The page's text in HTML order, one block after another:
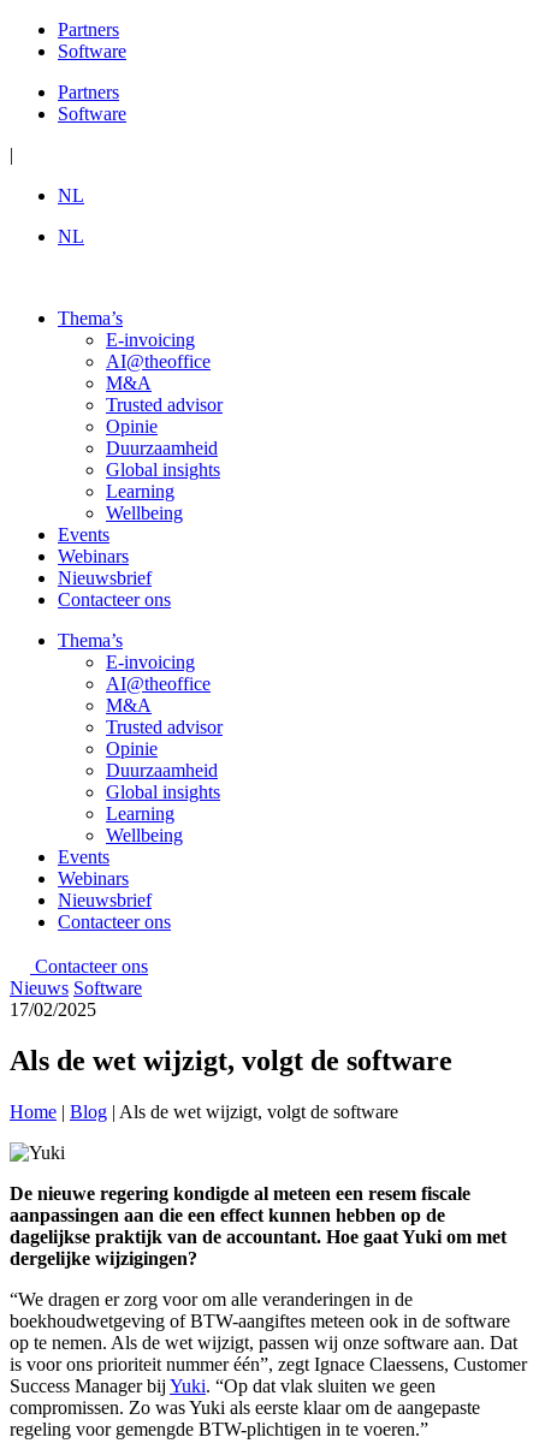
naar
inhoud
Partners
Software
Partners
Software
|
NL
NL
Thema’s
E-invoicing
AI@theoffice
M&A
Trusted advisor
Opinie
Duurzaamheid
Global insights
Learning
Wellbeing
Events
Webinars
Nieuwsbrief
Contacteer ons
Thema’s
E-invoicing
AI@theoffice
M&A
Trusted advisor
Opinie
Duurzaamheid
Global insights
Learning
Wellbeing
Events
Webinars
Nieuwsbrief
Contacteer ons
Contacteer ons
Nieuws Software
17/02/2025
Als de wet wijzigt, volgt de software
Home | Blog | Als de wet wijzigt, volgt de software
De nieuwe regering kondigde al meteen een resem fiscale
aanpassingen aan die een effect kunnen hebben op de
dagelijkse praktijk van de accountant. Hoe gaat Yuki om met
dergelijke wijzigingen?
“We dragen er zorg voor om alle veranderingen in de
boekhoudwetgeving of BTW-aangiftes meteen ook in de software
op te nemen. Als de wet wijzigt, passen wij onze software aan. Dat
is voor ons prioriteit nummer één”, zegt Ignace Claessens, Customer
Success Manager bij Yuki. “Op dat vlak sluiten we geen
compromissen. Zo was Yuki als eerste klaar om de aangepaste
regeling voor gemengde BTW-plichtigen in te voeren.”